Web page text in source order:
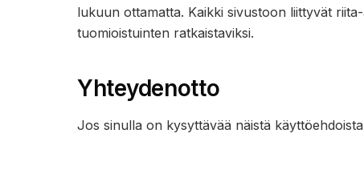
lukuun ottamatta. Kaikki sivustoon liittyvät
tuomioistuinten ratkaistaviksi.
Yhteydenotto
Jos sinulla on kysyttävää näistä